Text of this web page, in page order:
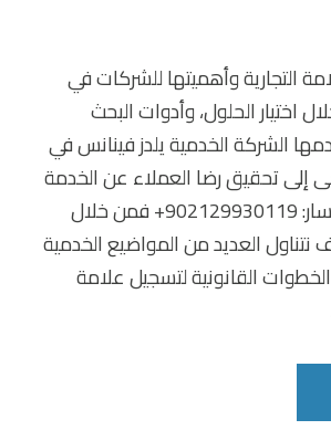
التجارية وأهميتها للشركات في
اختيار الحلول، وأدوات البحث
الشركة الخدمية يلدز فينانس في
إلى تحقيق رضا العملاء عن الخدمة
المقدمة للاستفسار: 902129930119+ فمن خلال
نتناول العديد من المواضيع الخدمية
القانونية لتسجيل علامة